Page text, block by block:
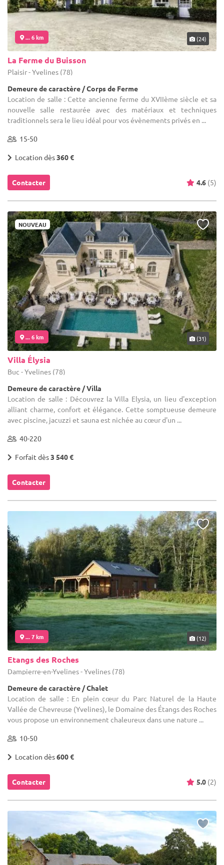
... 6 km (24)
La Ferme du Buisson
Plaisir - Yvelines (78)
Demeure de caractère / Corps de Ferme
Location de salle : Cette ancienne ferme du XVIIème siècle et sa
nouvelle salle restaurée avec des matériaux et techniques
traditionnels sera le lieu idéal pour vos évènements privés en ...
15-50
Location dès360 €
Contacter 4.6 (5)
NOUVEAU
... 6 km (31)
Villa Élysia
Buc - Yvelines (78)
Demeure de caractère / Villa
Location de salle : Découvrez la Villa Elysia, un lieu d'exception
alliant charme, confort et élégance. Cette somptueuse demeure
avec piscine, jacuzzi et sauna est nichée au cœur d'un ...
40-220
Forfait dès3 540 €
Contacter
... 7 km (12)
Etangs des Roches
Dampierre-en-Yvelines - Yvelines (78)
Demeure de caractère / Chalet
Location de salle : En plein cœur du Parc Naturel de la Haute
Vallée de Chevreuse (Yvelines), le Domaine des Étangs des Roches
vous propose un environnement chaleureux dans une nature ...
10-50
Location dès600 €
Contacter 5.0 (2)